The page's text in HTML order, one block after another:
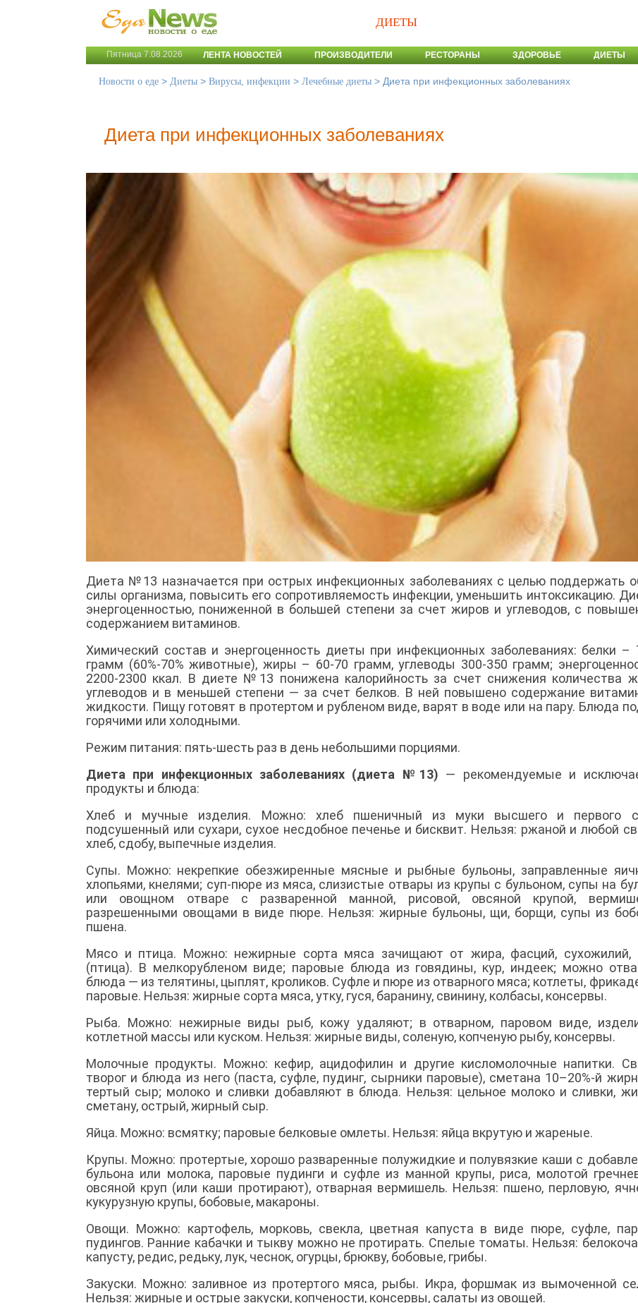
ДИЕТЫ
Пятница 7.08.2026 ЛЕНТА НОВОСТЕЙ ПРОИЗВОДИТЕЛИ РЕСТОРАНЫ ЗДОРОВЬЕ ДИЕТЫ
Новости о еде > Диеты > Вирусы, инфекции > Лечебные диеты > Диета при инфекционных заболеваниях
Диета при инфекционных заболеваниях
Диета №13 назначается при острых инфекционных заболеваниях с целью поддержать
силы организма, повысить его сопротивляемость инфекции, уменьшить интоксикацию.
энергоценностью, пониженной в большей степени за счет жиров и углеводов, с
содержанием витаминов.
Химический состав и энергоценность диеты при инфекционных заболеваниях: белки –
грамм (60%-70% животные), жиры – 60-70 грамм, углеводы 300-350 грамм;
2200-2300 ккал. В диете №13 понижена калорийность за счет снижения количества
углеводов и в меньшей степени — за счет белков. В ней повышено содержание
жидкости. Пищу готовят в протертом и рубленом виде, варят в воде или на пару. Блюда
горячими или холодными.
Режим питания: пять-шесть раз в день небольшими порциями.
Диета при инфекционных заболеваниях (диета №13) — рекомендуемые и
продукты и блюда:
Хлеб и мучные изделия. Можно: хлеб пшеничный из муки высшего и первого
подсушенный или сухари, сухое несдобное печенье и бисквит. Нельзя: ржаной и любой
хлеб, сдобу, выпечные изделия.
Супы. Можно: некрепкие обезжиренные мясные и рыбные бульоны, заправленные
хлопьями, кнелями; суп-пюре из мяса, слизистые отвары из крупы с бульоном, супы на
или овощном отваре с разваренной манной, рисовой, овсяной крупой,
разрешенными овощами в виде пюре. Нельзя: жирные бульоны, щи, борщи, супы из
пшена.
Мясо и птица. Можно: нежирные сорта мяса зачищают от жира, фасций, сухожилий,
(птица). В мелкорубленом виде; паровые блюда из говядины, кур, индеек; можно
блюда — из телятины, цыплят, кроликов. Суфле и пюре из отварного мяса; котлеты,
паровые. Нельзя: жирные сорта мяса, утку, гуся, баранину, свинину, колбасы, консервы.
Рыба. Можно: нежирные виды рыб, кожу удаляют; в отварном, паровом виде,
котлетной массы или куском. Нельзя: жирные виды, соленую, копченую рыбу, консервы.
Молочные продукты. Можно: кефир, ацидофилин и другие кисломолочные напитки.
творог и блюда из него (паста, суфле, пудинг, сырники паровые), сметана 10–20%-й
тертый сыр; молоко и сливки добавляют в блюда. Нельзя: цельное молоко и сливки,
сметану, острый, жирный сыр.
Яйца. Можно: всмятку; паровые белковые омлеты. Нельзя: яйца вкрутую и жареные.
Крупы. Можно: протертые, хорошо разваренные полужидкие и полувязкие каши с
бульона или молока, паровые пудинги и суфле из манной крупы, риса, молотой
овсяной круп (или каши протирают), отварная вермишель. Нельзя: пшено, перловую,
кукурузную крупы, бобовые, макароны.
Овощи. Можно: картофель, морковь, свекла, цветная капуста в виде пюре, суфле,
пудингов. Ранние кабачки и тыкву можно не протирать. Спелые томаты. Нельзя:
капусту, редис, редьку, лук, чеснок, огурцы, брюкву, бобовые, грибы.
Закуски. Можно: заливное из протертого мяса, рыбы. Икра, форшмак из вымоченной
Нельзя: жирные и острые закуски, копчености, консервы, салаты из овощей.